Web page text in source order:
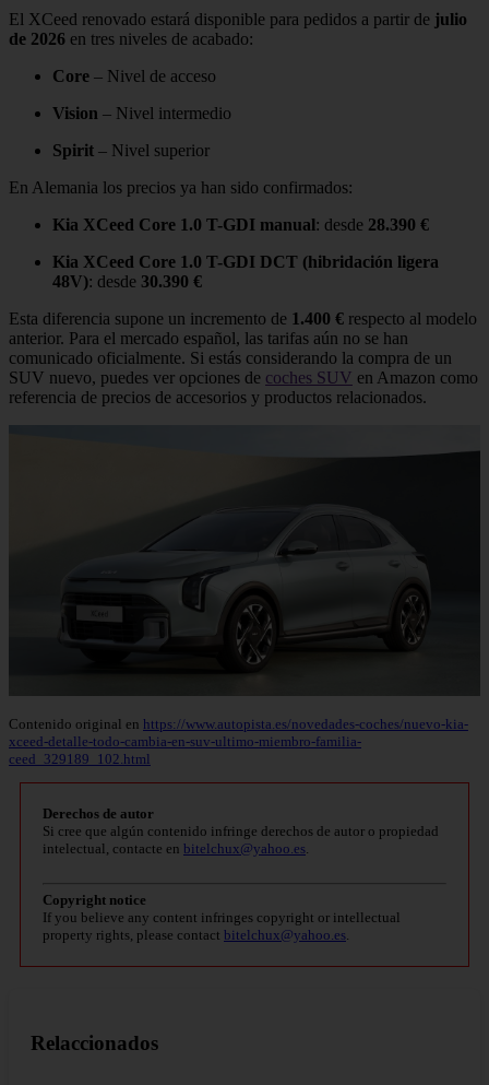
El XCeed renovado estará disponible para pedidos a partir de julio
de 2026 en tres niveles de acabado:
Core – Nivel de acceso
Vision – Nivel intermedio
Spirit – Nivel superior
En Alemania los precios ya han sido confirmados:
Kia XCeed Core 1.0 T-GDI manual: desde 28.390 €
Kia XCeed Core 1.0 T-GDI DCT (hibridación ligera
48V): desde 30.390 €
Esta diferencia supone un incremento de 1.400 € respecto al modelo
anterior. Para el mercado español, las tarifas aún no se han
comunicado oficialmente. Si estás considerando la compra de un
SUV nuevo, puedes ver opciones de coches SUV en Amazon como
referencia de precios de accesorios y productos relacionados.
Contenido original en https://www.autopista.es/novedades-coches/nuevo-kia-
xceed-detalle-todo-cambia-en-suv-ultimo-miembro-familia-
ceed_329189_102.html
Derechos de autor
Si cree que algún contenido infringe derechos de autor o propiedad
intelectual, contacte en bitelchux@yahoo.es.
Copyright notice
If you believe any content infringes copyright or intellectual
property rights, please contact bitelchux@yahoo.es.
Relaccionados